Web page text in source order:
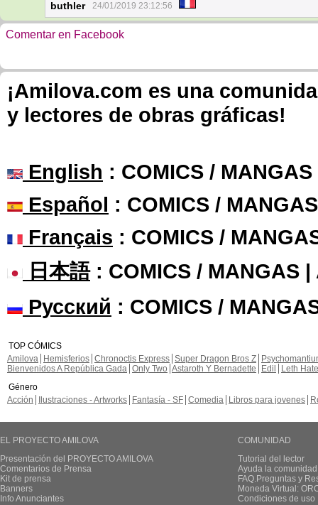
buthler 24/01/2019 23:12:56
Comentar en Facebook
¡Amilova.com es una
y lectores de obras gráficas!
English : COMICS /
Español : COMICS /
Français : COMICS /
日本語: COMICS / MANGAS |
Русский : COMICS /
TOP CÓMICS
Amilova
Hemisferios Chronoctis Express Super Dragon Bros Z
Bienvenidos A República Gada Only Two Astaroth Y Bernadette Edil
Leth Hate
Género
Acción
Ilustraciones - Artworks Fantasía - SF Comedia Libros para jovenes
EL PROYECTO AMILOVA
Presentación del PROYECTO AMILOVA
Comentarios de Prensa
Kit de prensa
Banners
Info Anunciantes
COMUNIDAD
Tutorial del lector
Ayuda la
FAQ.Preguntas y
Moneda Virtual:
Condiciones de uso